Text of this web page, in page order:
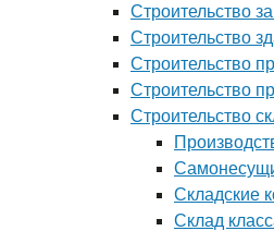
Строительство
Строительство
Строительство
Строительство
Строительство
Складские
Склад